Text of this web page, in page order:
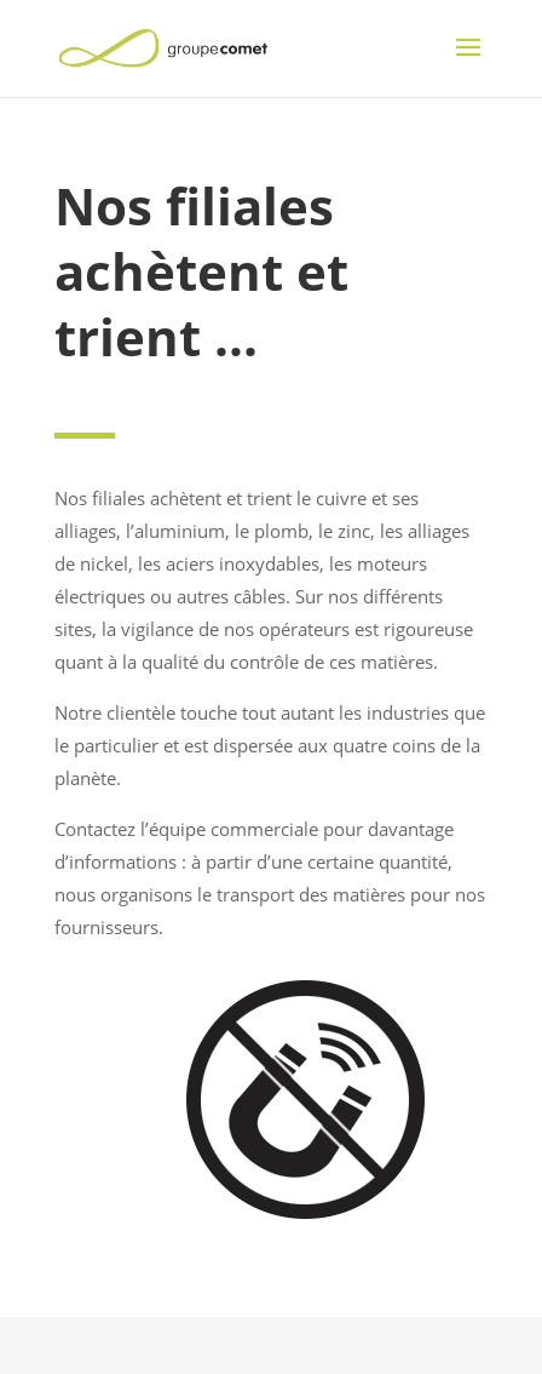
Nos filiales
achètent et
trient ...
Nos filiales achètent et trient le cuivre et ses
alliages, l’aluminium, le plomb, le zinc, les alliages
de nickel, les aciers inoxydables, les moteurs
électriques ou autres câbles. Sur nos différents
sites, la vigilance de nos opérateurs est rigoureuse
quant à la qualité du contrôle de ces matières.
Notre clientèle touche tout autant les industries que
le particulier et est dispersée aux quatre coins de la
planète.
Contactez l’équipe commerciale pour davantage
d’informations : à partir d’une certaine quantité,
nous organisons le transport des matières pour nos
fournisseurs.